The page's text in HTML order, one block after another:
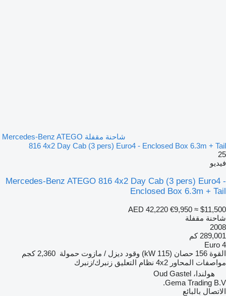
شاحنة مقفلة Mercedes-Benz ATEGO
816 4x2 Day Cab (3 pers) Euro4 - Enclosed Box 6.3m + Tail
25
فيديو
Mercedes-Benz ATEGO 816 4x2 Day Cab (3 pers) Euro4 -
Enclosed Box 6.3m + Tail
AED 42,220 €9,950 ≈ $11,500
شاحنة مقفلة
2008
289,001 كم
Euro 4
القوة 156 حصان (115 kW) وقود ديزل / مازوت حمولة 2,360 كجم
مواصفات المحاور 4x2 نظام التعليق زنبرك/زنبرك
هولندا، Oud Gastel
Gema Trading B.V.
الاتصال بالبائع